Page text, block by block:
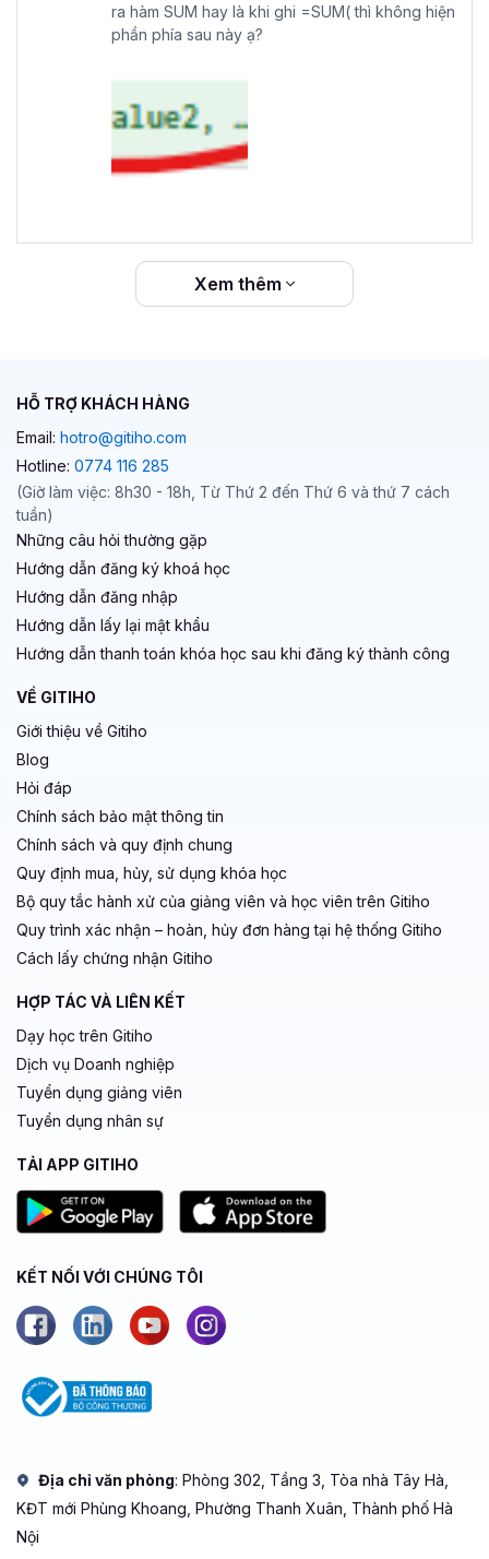
ra hàm SUM hay là khi ghi =SUM( thì không hiện
phần phía sau này ạ?
Xem thêm
HỖ TRỢ KHÁCH HÀNG
Email: hotro@gitiho.com
Hotline: 0774 116 285
(Giờ làm việc: 8h30 - 18h, Từ Thứ 2 đến Thứ 6 và thứ 7 cách
tuần)
Những câu hỏi thường gặp
Hướng dẫn đăng ký khoá học
Hướng dẫn đăng nhập
Hướng dẫn lấy lại mật khẩu
Hướng dẫn thanh toán khóa học sau khi đăng ký thành công
VỀ GITIHO
Giới thiệu về Gitiho
Blog
Hỏi đáp
Chính sách bảo mật thông tin
Chính sách và quy định chung
Quy định mua, hủy, sử dụng khóa học
Bộ quy tắc hành xử của giảng viên và học viên trên Gitiho
Quy trình xác nhận – hoàn, hủy đơn hàng tại hệ thống Gitiho
Cách lấy chứng nhận Gitiho
HỢP TÁC VÀ LIÊN KẾT
Dạy học trên Gitiho
Dịch vụ Doanh nghiệp
Tuyển dụng giảng viên
Tuyển dụng nhân sự
TẢI APP GITIHO
KẾT NỐI VỚI CHÚNG TÔI
Địa chỉ văn phòng: Phòng 302, Tầng 3, Tòa nhà Tây Hà,
KĐT mới Phùng Khoang, Phường Thanh Xuân, Thành phố Hà
Nội